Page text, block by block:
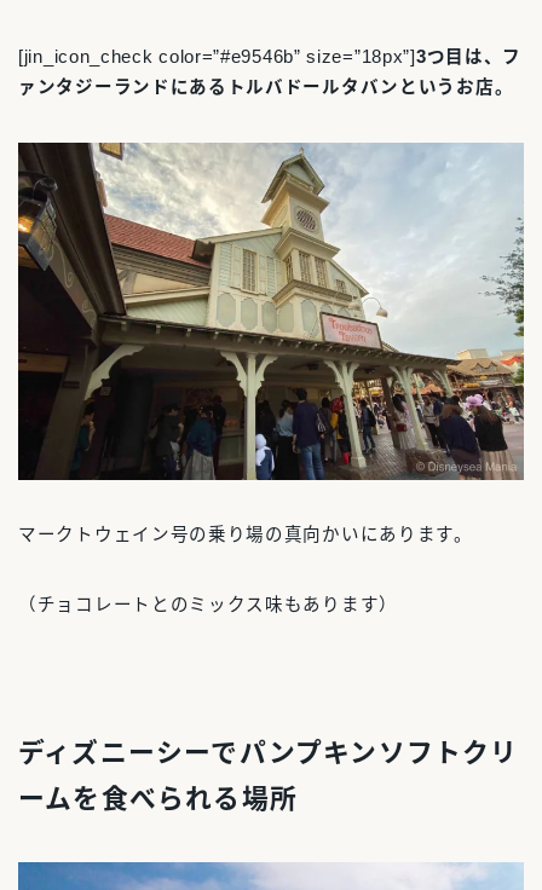
[jin_icon_check color=”#e9546b” size=”18px”]3つ目は、フ
ァンタジーランドにあるトルバドールタバンというお店。
マークトウェイン号の乗り場の真向かいにあります。
（チョコレートとのミックス味もあります）
ディズニーシーでパンプキンソフトクリ
ームを食べられる場所